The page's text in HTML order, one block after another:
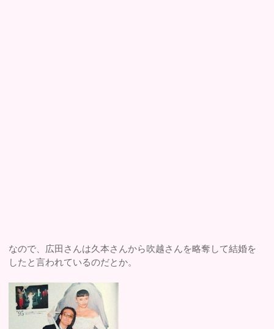
なので、広田さんは久本さんから吹越さんを略奪して結婚を
したと言われているのだとか。